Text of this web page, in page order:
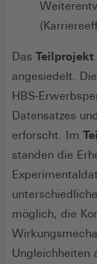
Das Teilprojekt
angesiedelt.
HBS-
Datensatzes
erforscht. Im
standen die
möglich, die
Ungleichheiten